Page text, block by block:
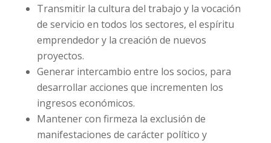
Transmitir la cultura del trabajo y la vocación
de servicio en todos los sectores, el espíritu
emprendedor y la creación de nuevos
proyectos.
Generar intercambio entre los socios, para
desarrollar acciones que incrementen los
ingresos económicos.
Mantener con firmeza la exclusión de
manifestaciones de carácter político y